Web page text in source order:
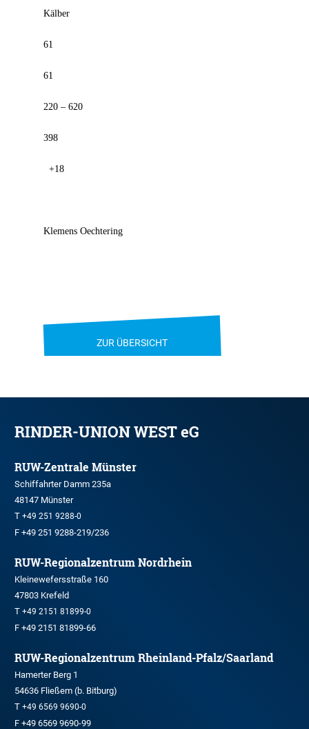
Kälber
61
61
220 – 620
398
+18
Klemens Oechtering
ZUR ÜBERSICHT
RINDER-UNION WEST eG
RUW-Zentrale Münster
Schiffahrter Damm 235a
48147 Münster
T +49 251 9288-0
F +49 251 9288-219/236
RUW-Regionalzentrum Nordrhein
Kleinewefersstraße 160
47803 Krefeld
T +49 2151 81899-0
F +49 2151 81899-66
RUW-Regionalzentrum Rheinland-Pfalz/Saarland
Hamerter Berg 1
54636 Fließem (b. Bitburg)
T +49 6569 9690-0
F +49 6569 9690-99